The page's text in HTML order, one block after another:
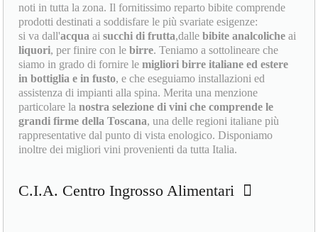
noti in tutta la zona. Il fornitissimo reparto bibite comprende
prodotti destinati a soddisfare le più svariate esigenze:
si va dall'acqua aisucchi di frutta,dallebibite analcoliche ai
liquori, per finire con lebirre. Teniamo a sottolineare che
siamo in grado di fornire lemigliori birre italiane ed estere
in bottiglia e in fusto, e che eseguiamo installazioni ed
assistenza di impianti alla spina. Merita una menzione
particolare lanostra selezione di vini che comprende le
grandi firme della Toscana, una delle regioni italiane più
rappresentative dal punto di vista enologico. Disponiamo
inoltre dei migliori vini provenienti da tutta Italia.
C.I.A. Centro Ingrosso Alimentari